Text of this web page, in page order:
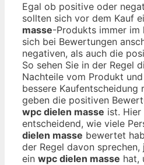
Egal ob positive oder
sollten sich vor dem Kauf
masse-Produkts immer im
sich bei Bewertungen
negativen, als auch die
So sehen Sie in der Regel
Nachteile vom Produkt
bessere Kaufentscheidung
geben die positiven
wpc dielen masse ist.
entscheidend, wie viele
dielen masse bewertet
der Regel davon sprechen,
ein wpc dielen masse hat,